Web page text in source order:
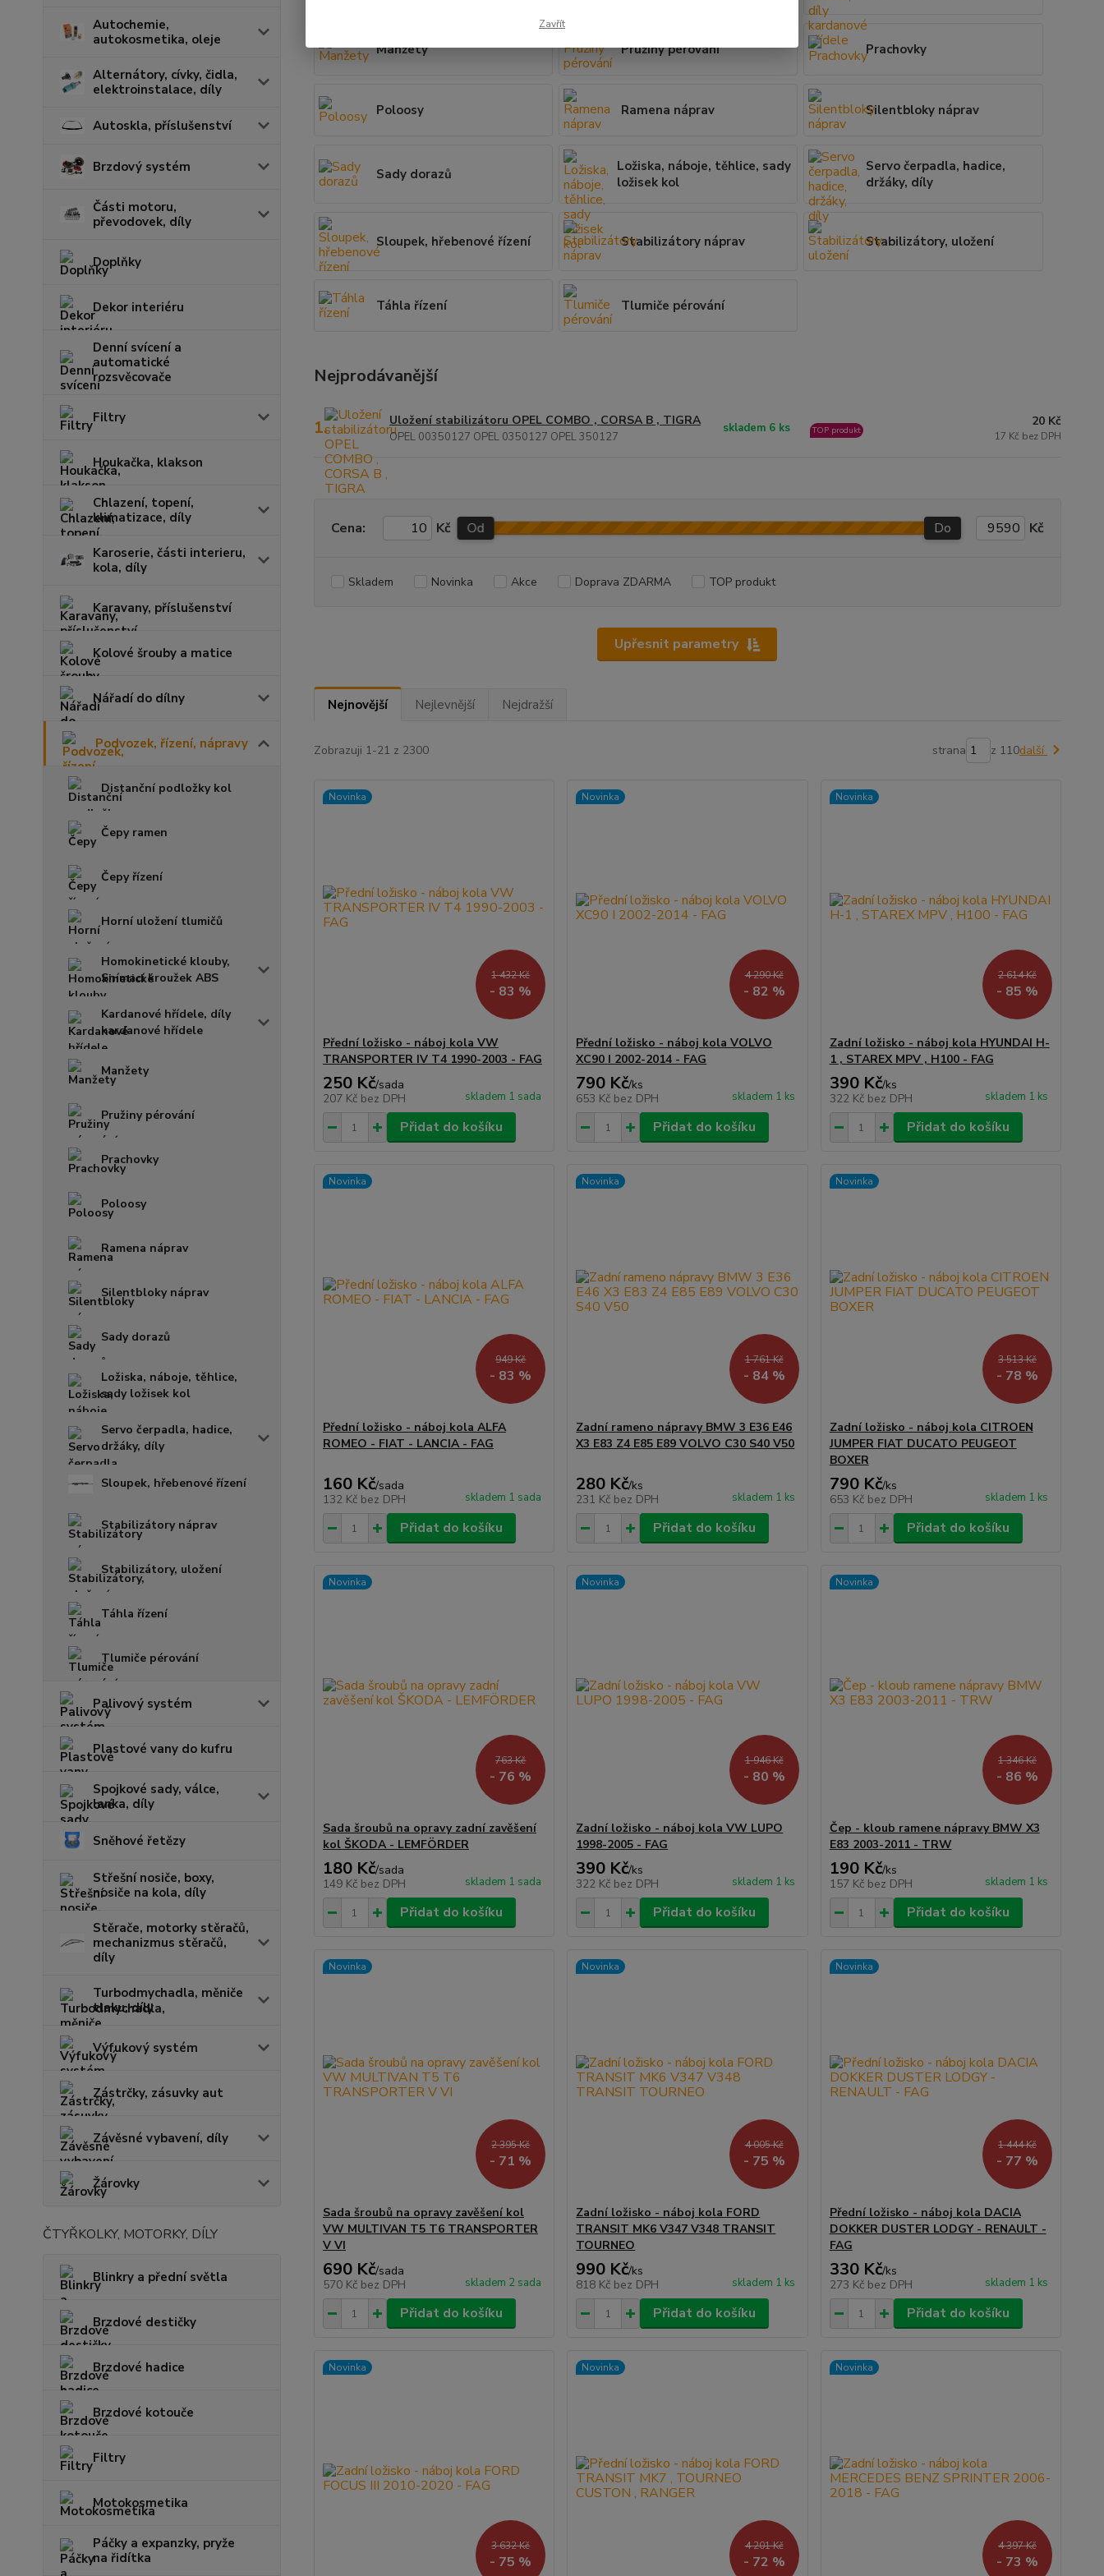
Autochemie,
autokosmetika, oleje
Alternátory, cívky, čidla,
elektroinstalace, díly
Autoskla, příslušenství
Brzdový systém
Části motoru,
převodovek, díly
Doplňky
Dekor interiéru
Denní svícení a
automatické
rozsvěcovače
Filtry
Houkačka, klakson
Chlazení, topení,
klimatizace, díly
Karoserie, části interieru,
kola, díly
Karavany, příslušenství
Kolové šrouby a matice
Nářadí do dílny
Podvozek, řízení, nápravy
Distanční podložky kol
Čepy ramen
Čepy řízení
Horní uložení tlumičů
Homokinetické klouby,
Snímací kroužek ABS
Kardanové hřídele, díly
kardanové hřídele
Manžety
Pružiny pérování
Prachovky
Poloosy
Ramena náprav
Silentbloky náprav
Sady dorazů
Ložiska, náboje, těhlice,
sady ložisek kol
Servo čerpadla, hadice,
držáky, díly
Sloupek, hřebenové řízení
Stabilizátory náprav
Stabilizátory, uložení
Táhla řízení
Tlumiče pérování
Palivový systém
Plastové vany do kufru
Spojkové sady, válce,
lanka, díly
Sněhové řetězy
Střešní nosiče, boxy,
nosiče na kola, díly
Stěrače, motorky stěračů,
mechanizmus stěračů,
díly
Turbodmychadla, měniče
tlaku, díly
Výfukový systém
Zástrčky, zásuvky aut
Závěsné vybavení, díly
Žárovky
ČTYŘKOLKY, MOTORKY, DÍLY
Blinkry a přední světla
Brzdové destičky
Brzdové hadice
Brzdové kotouče
Filtry
Motokosmetika
Páčky a expanzky, pryže
na řidítka
Manžety Pružiny pérování Prachovky
Poloosy Ramena náprav Silentbloky náprav
Sady dorazů
Ložiska, náboje, těhlice, sady
ložisek kol
Servo čerpadla, hadice,
držáky, díly
Sloupek, hřebenové řízení Stabilizátory náprav Stabilizátory, uložení
Táhla řízení Tlumiče pérování
Nejprodávanější
1. Uložení stabilizátoru OPEL COMBO , CORSA B , TIGRA
OPEL 00350127 OPEL 0350127 OPEL 350127
skladem 6 ks TOP produkt
20 Kč
17 Kč bez DPH
Upřesnit parametry
Cena: Kč Od Do Kč
Skladem Novinka Akce Doprava ZDARMA TOP produkt
Nejnovější Nejlevnější Nejdražší
Zobrazuji 1-21 z 2300 strana z 110další
Novinka
1 432 Kč
- 83 %
Přední ložisko - náboj kola VW
TRANSPORTER IV T4 1990-2003 - FAG
250 Kč/sada
207 Kč bez DPH skladem 1 sada
Přidat do košíku
Novinka
4 290 Kč
- 82 %
Přední ložisko - náboj kola VOLVO
XC90 I 2002-2014 - FAG
790 Kč/ks
653 Kč bez DPH skladem 1 ks
Přidat do košíku
Novinka
2 614 Kč
- 85 %
Zadní ložisko - náboj kola HYUNDAI H-
1 , STAREX MPV , H100 - FAG
390 Kč/ks
322 Kč bez DPH skladem 1 ks
Přidat do košíku
Novinka
949 Kč
- 83 %
Přední ložisko - náboj kola ALFA
ROMEO - FIAT - LANCIA - FAG
160 Kč/sada
132 Kč bez DPH skladem 1 sada
Přidat do košíku
Novinka
1 761 Kč
- 84 %
Zadní rameno nápravy BMW 3 E36 E46
X3 E83 Z4 E85 E89 VOLVO C30 S40 V50
280 Kč/ks
231 Kč bez DPH skladem 1 ks
Přidat do košíku
Novinka
3 513 Kč
- 78 %
Zadní ložisko - náboj kola CITROEN
JUMPER FIAT DUCATO PEUGEOT
BOXER
790 Kč/ks
653 Kč bez DPH skladem 1 ks
Přidat do košíku
Novinka
763 Kč
- 76 %
Sada šroubů na opravy zadní zavěšení
kol ŠKODA - LEMFÖRDER
180 Kč/sada
149 Kč bez DPH skladem 1 sada
Přidat do košíku
Novinka
1 946 Kč
- 80 %
Zadní ložisko - náboj kola VW LUPO
1998-2005 - FAG
390 Kč/ks
322 Kč bez DPH skladem 1 ks
Přidat do košíku
Novinka
1 346 Kč
- 86 %
Čep - kloub ramene nápravy BMW X3
E83 2003-2011 - TRW
190 Kč/ks
157 Kč bez DPH skladem 1 ks
Přidat do košíku
Novinka
2 395 Kč
- 71 %
Sada šroubů na opravy zavěšení kol
VW MULTIVAN T5 T6 TRANSPORTER
V VI
690 Kč/sada
570 Kč bez DPH skladem 2 sada
Přidat do košíku
Novinka
4 005 Kč
- 75 %
Zadní ložisko - náboj kola FORD
TRANSIT MK6 V347 V348 TRANSIT
TOURNEO
990 Kč/ks
818 Kč bez DPH skladem 1 ks
Přidat do košíku
Novinka
1 444 Kč
- 77 %
Přední ložisko - náboj kola DACIA
DOKKER DUSTER LODGY - RENAULT -
FAG
330 Kč/ks
273 Kč bez DPH skladem 1 ks
Přidat do košíku
Novinka
3 632 Kč
- 75 %
Novinka
4 201 Kč
- 72 %
Novinka
4 397 Kč
- 73 %
Zavřít